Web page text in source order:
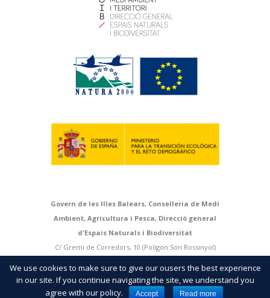
Govern de les Illes Balears, Conselleria de Medi
Ambient, Agricultura i Pesca, Direcció general
d'Espais Naturals i Biodiversitat
C/ Gremi de Corredors, 10 (Polígon Son Rossinyol)
66 79 |
http://natura.caib.es
We use cookies to make sure to give our ousers the best experience
in our site. If you continue navigating the site, we understand you
agree with our policy.
Accept Read more